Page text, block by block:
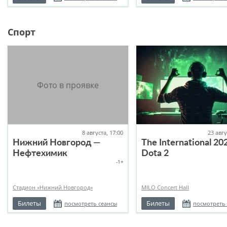
Спорт
8 августа, 17:00
Нижний Новгород —
Нефтехимик
-1+
Стадион «Нижний Новгород»
Билеты посмотреть сеансы
23
The International
Dota 2
MILO Concert Hall
Билеты посмотреть